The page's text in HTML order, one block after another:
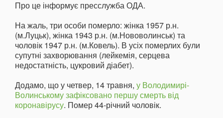
Про це інформує пресслужба ОДА.
На жаль, три особи померло: жінка 1957 р.н.
(м.Луцьк), жінка 1943 р.н. (м.Нововолинськ) та
чоловік 1947 р.н. (м.Ковель). В усіх померлих були
супутні захворювання (лейкемія, серцева
недостатність, цукровий діабет).
Додамо, що у четвер, 14 травня, у Володимирі-
Волинському зафіксовано першу смерть від
коронавірусу. Помер 44-річний чоловік.